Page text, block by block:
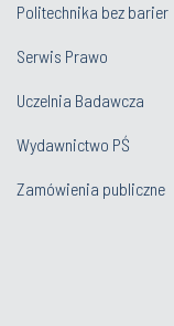
Politechnika bez barier
Serwis Prawo
Uczelnia Badawcza
Wydawnictwo PŚ
Zamówienia publiczne